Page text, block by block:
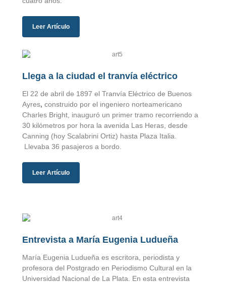
Leer Artículo
Llega a la ciudad el tranvía eléctrico
El 22 de abril de 1897 el Tranvía Eléctrico de Buenos
Ayres, construido por el ingeniero norteamericano
Charles Bright, inauguró un primer tramo recorriendo a
30 kilómetros por hora la avenida Las Heras, desde
Canning (hoy Scalabrini Ortiz) hasta Plaza Italia.
Llevaba 36 pasajeros a bordo.
Leer Artículo
Entrevista a María Eugenia Ludueña
María Eugenia Ludueña es escritora, periodista y
profesora del Postgrado en Periodismo Cultural en la
Universidad Nacional de La Plata. En esta entrevista